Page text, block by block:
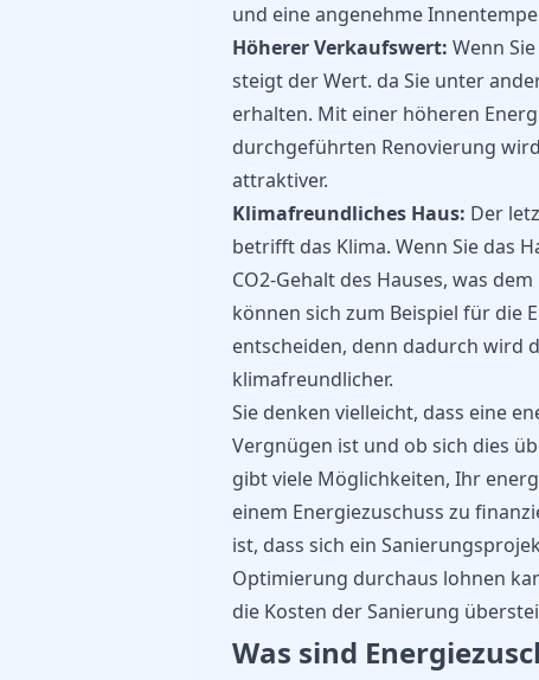
und eine angenehme
Höherer Verkaufswert: Wenn
steigt der Wert. da Sie unter
erhalten. Mit einer höheren
durchgeführten Renovierung
attraktiver.
Klimafreundliches Haus: Der
betrifft das Klima. Wenn Sie das
CO2-Gehalt des Hauses, was
können sich zum Beispiel für die
entscheiden, denn dadurch wird
klimafreundlicher.
Sie denken vielleicht, dass eine
Vergnügen ist und ob sich dies
gibt viele Möglichkeiten, Ihr
einem Energiezuschuss zu
ist, dass sich ein
Optimierung durchaus lohnen
die Kosten der Sanierung
Was sind